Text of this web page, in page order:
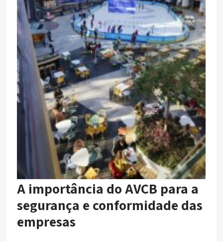
A importância do AVCB para a
segurança e conformidade das
empresas